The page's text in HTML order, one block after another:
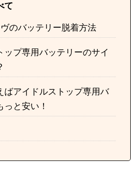
て
のバッテリー脱着方法
ップ専用バッテリーのサイ
ばアイドルストップ専用バ
っと安い！